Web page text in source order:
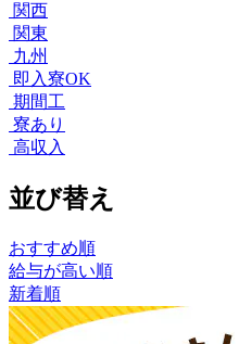
関西
関東
九州
即入寮OK
期間工
寮あり
高収入
並び替え
おすすめ順
給与が高い順
新着順